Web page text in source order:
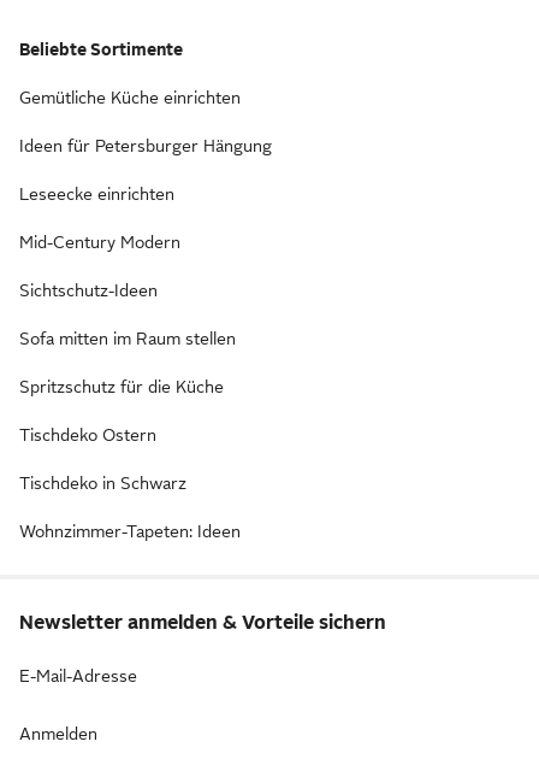
Beliebte Sortimente
Gemütliche Küche einrichten
Ideen für Petersburger Hängung
Leseecke einrichten
Mid-Century Modern
Sichtschutz-Ideen
Sofa mitten im Raum stellen
Spritzschutz für die Küche
Tischdeko Ostern
Tischdeko in Schwarz
Wohnzimmer-Tapeten: Ideen
Newsletter anmelden & Vorteile sichern
E-Mail-Adresse
Anmelden